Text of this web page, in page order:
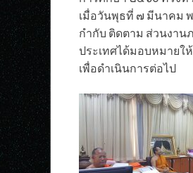
เมื่อวันพุธที่ ๗ มีนาคม
กำกับ ติดตาม ส่วนงาน
ประเทศได้มอบหมายใ
เพื่อดำเนินการต่อไป